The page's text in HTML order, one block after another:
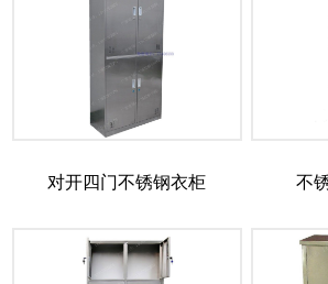
对开四门不锈钢衣柜 不